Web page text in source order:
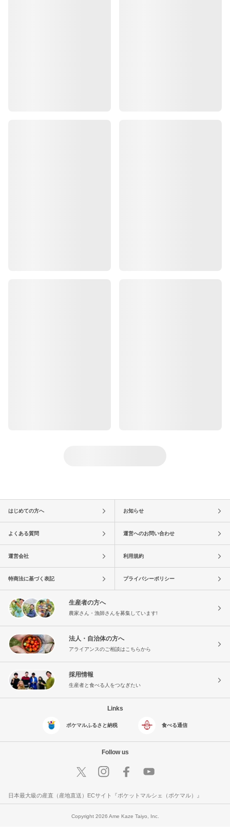
はじめての方へ お知らせ
よくある質問 運営へのお問い合わせ
運営会社 利用規約
特商法に基づく表記 プライバシーポリシー
生産者の方へ
農家さん・漁師さんを募集しています!
法人・自治体の方へ
アライアンスのご相談はこちらから
採用情報
生産者と食べる人をつなぎたい
Links
ポケマルふるさと納税 食べる通信
Follow us
日本最大級の産直（産地直送）ECサイト『ポケットマルシェ（ポケマル）』
Copyright 2026 Ame Kaze Taiyo, Inc.